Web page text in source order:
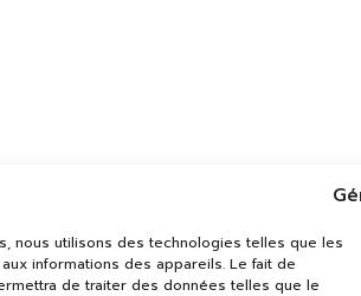
nous utilisons des technologies telles que les
informations des appareils. Le fait de
de traiter des données telles que le